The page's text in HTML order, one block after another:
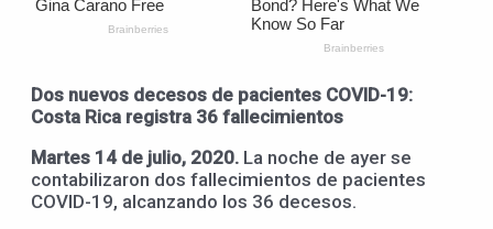
Dos nuevos decesos de pacientes COVID-19:
Costa Rica registra 36 fallecimientos
Martes 14 de julio, 2020. La noche de ayer se
contabilizaron dos fallecimientos de pacientes
COVID-19, alcanzando los 36 decesos.